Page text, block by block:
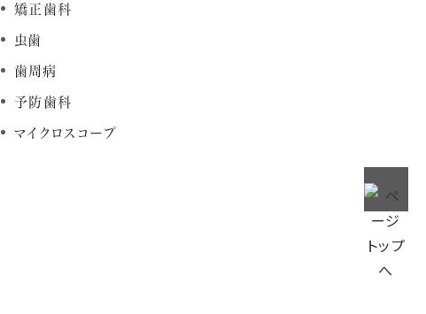
矯正歯科
虫歯
歯周病
予防歯科
マイクロスコープ